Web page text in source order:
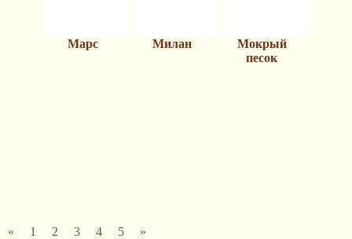
Марс Милан
Мокрый
песок
« 1 2 3 4 5 »